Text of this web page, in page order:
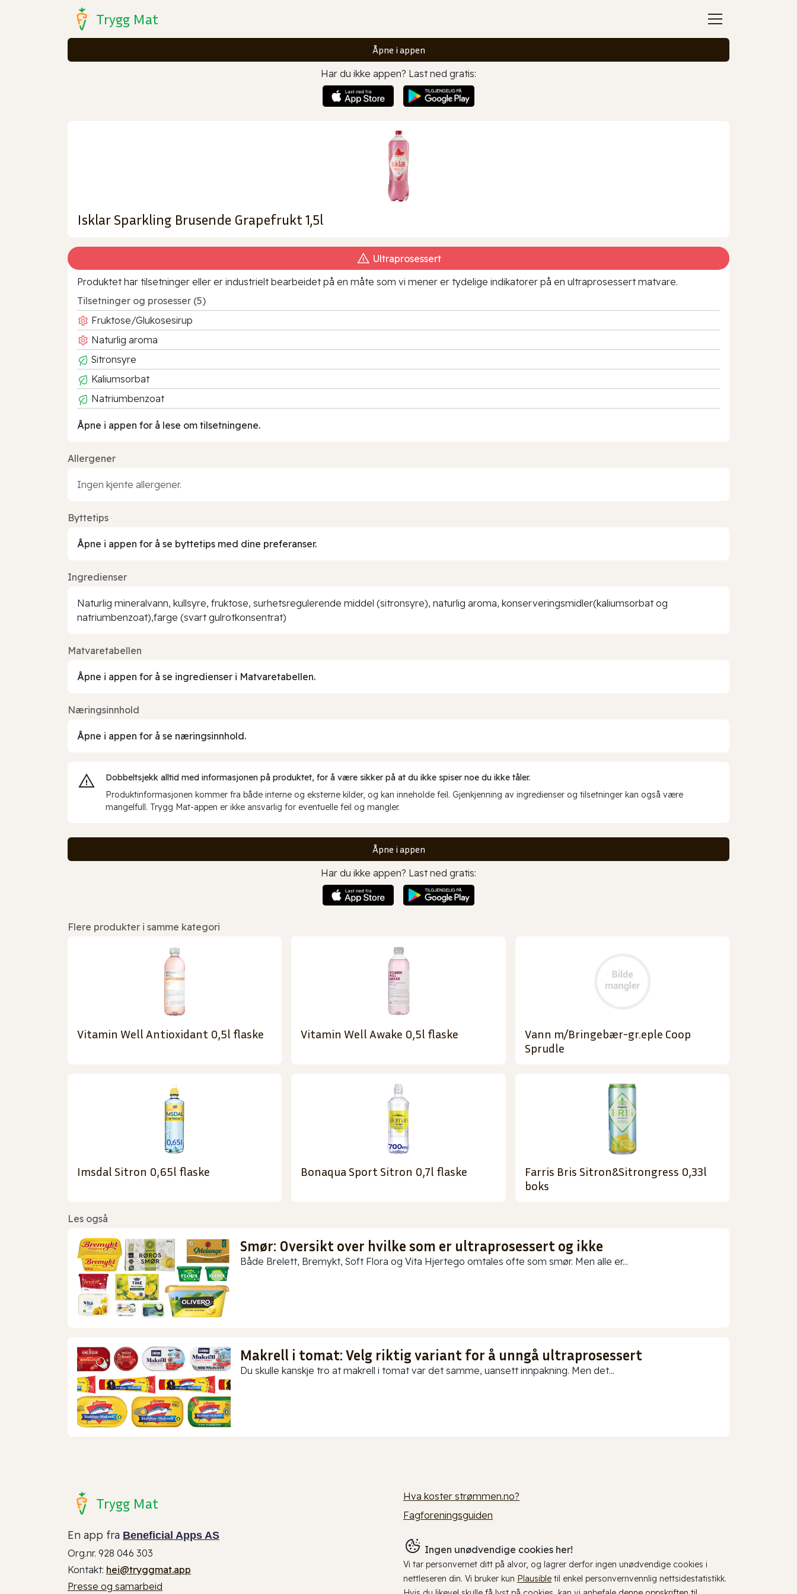
Trygg Mat
Åpne i appen
Har du ikke appen? Last ned gratis:
Isklar Sparkling Brusende Grapefrukt 1,5l
Ultraprosessert
Produktet har tilsetninger eller er industrielt bearbeidet på en måte som vi mener er tydelige indikatorer på en ultraprosessert matvare.
Tilsetninger og prosesser (5)
Fruktose/Glukosesirup
Naturlig aroma
Sitronsyre
Kaliumsorbat
Natriumbenzoat
Åpne i appen for å lese om tilsetningene.
Allergener
Ingen kjente allergener.
Byttetips
Åpne i appen for å se byttetips med dine preferanser.
Ingredienser
Naturlig mineralvann, kullsyre, fruktose, surhetsregulerende middel (sitronsyre), naturlig aroma, konserveringsmidler(kaliumsorbat og
natriumbenzoat),farge (svart gulrotkonsentrat)
Matvaretabellen
Åpne i appen for å se ingredienser i Matvaretabellen.
Næringsinnhold
Åpne i appen for å se næringsinnhold.
Dobbeltsjekk alltid med informasjonen på produktet, for å være sikker på at du ikke spiser noe du ikke tåler.
Produktinformasjonen kommer fra både interne og eksterne kilder, og kan inneholde feil. Gjenkjenning av ingredienser og tilsetninger kan også være
mangelfull. Trygg Mat-appen er ikke ansvarlig for eventuelle feil og mangler.
Åpne i appen
Har du ikke appen? Last ned gratis:
Flere produkter i samme kategori
Vitamin Well Antioxidant 0,5l flaske Vitamin Well Awake 0,5l flaske
Vann m/Bringebær-gr.eple Coop
Sprudle
Imsdal Sitron 0,65l flaske Bonaqua Sport Sitron 0,7l flaske
Farris Bris Sitron&Sitrongress 0,33l
boks
Les også
Smør: Oversikt over hvilke som er ultraprosessert og ikke
Både Brelett, Bremykt, Soft Flora og Vita Hjertego omtales ofte som smør. Men alle er...
Makrell i tomat: Velg riktig variant for å unngå ultraprosessert
Du skulle kanskje tro at makrell i tomat var det samme, uansett innpakning. Men det...
Trygg Mat
En app fra Beneficial Apps AS
Org.nr. 928 046 303
Kontakt: hei@tryggmat.app
Presse og samarbeid
Hva koster strømmen.no?
Fagforeningsguiden
Ingen unødvendige cookies her!
Vi tar personvernet ditt på alvor, og lagrer derfor ingen unødvendige cookies i
nettleseren din. Vi bruker kun Plausible til enkel personvernvennlig nettsidestatistikk.